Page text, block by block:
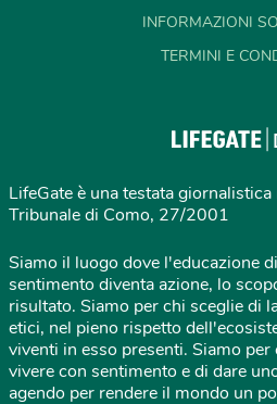
INFORMAZIONI
TERMINI E
LifeGate è una testata
Tribunale di Como, 27/2001
Siamo il luogo dove l'educazione
sentimento diventa azione, lo
risultato. Siamo per chi sceglie di
etici, nel pieno rispetto
viventi in esso presenti. Siamo
vivere con sentimento e di dare
agendo per rendere il mondo un